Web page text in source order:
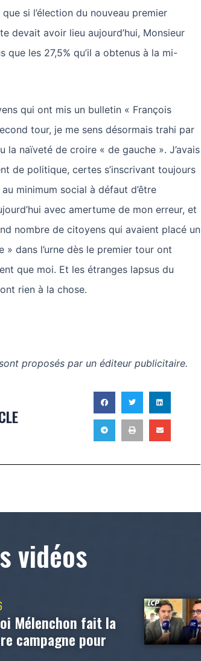
si l’élection du nouveau premier
devait avoir lieu aujourd’hui, Monsieur
que les 27,5% qu’il a obtenus à la mi-
qui ont mis un bulletin « François
tour, je me sens désormais trahi par
la naïveté de croire « de gauche ». J’avais
de politique, certes s’inscrivant toujours
minimum social à défaut d’être
avec amertume de mon erreur, et
nombre de citoyens qui avaient placé un
» dans l’urne dès le premier tour ont
que moi. Et les étranges lapsus du
rien à la chose.
proposés par un éditeur publicitaire.
vidéos
Mélenchon fait la
campagne pour